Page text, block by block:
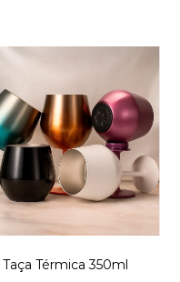
Taça Térmica 350ml